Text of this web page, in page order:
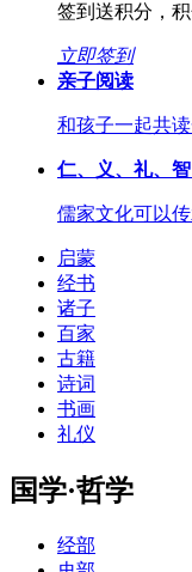
签到送积分，积
立即签到
亲子阅读
和孩子一起共读
仁、义、礼、
儒家文化可以传
启蒙
经书
诸子
百家
古籍
诗词
书画
礼仪
国学·哲学
经部